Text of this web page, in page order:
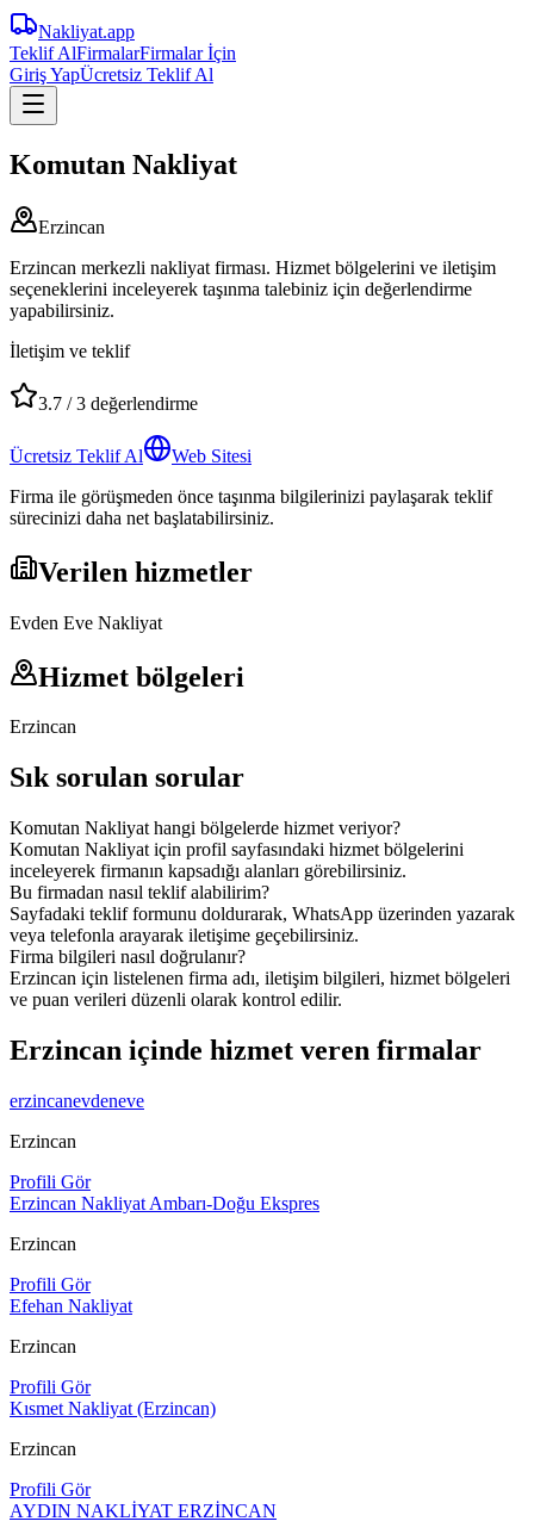
Nakliyat.app
Teklif AlFirmalarFirmalar İçin
Giriş YapÜcretsiz Teklif Al
Komutan Nakliyat
Erzincan
Erzincan merkezli nakliyat firması. Hizmet bölgelerini ve iletişim
seçeneklerini inceleyerek taşınma talebiniz için değerlendirme
yapabilirsiniz.
İletişim ve teklif
3.7 /3 değerlendirme
Ücretsiz Teklif Al
Web Sitesi
Firma ile görüşmeden önce taşınma bilgilerinizi paylaşarak teklif
sürecinizi daha net başlatabilirsiniz.
Verilen hizmetler
Evden Eve Nakliyat
Hizmet bölgeleri
Erzincan
Sık sorulan sorular
Komutan Nakliyat hangi bölgelerde hizmet veriyor?
Komutan Nakliyat için profil sayfasındaki hizmet bölgelerini
inceleyerek firmanın kapsadığı alanları görebilirsiniz.
Bu firmadan nasıl teklif alabilirim?
Sayfadaki teklif formunu doldurarak, WhatsApp üzerinden yazarak
veya telefonla arayarak iletişime geçebilirsiniz.
Firma bilgileri nasıl doğrulanır?
Erzincan için listelenen firma adı, iletişim bilgileri, hizmet bölgeleri
ve puan verileri düzenli olarak kontrol edilir.
Erzincan içinde hizmet veren firmalar
erzincanevdeneve
Erzincan
Profili Gör
Erzincan Nakliyat Ambarı-Doğu Ekspres
Erzincan
Profili Gör
Efehan Nakliyat
Erzincan
Profili Gör
Kısmet Nakliyat (Erzincan)
Erzincan
Profili Gör
AYDIN NAKLİYAT ERZİNCAN